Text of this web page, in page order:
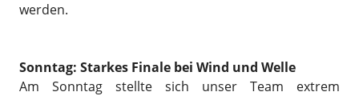
werden.
Sonntag: Starkes Finale bei Wind und Welle
Am Sonntag stellte sich unser Team extrem